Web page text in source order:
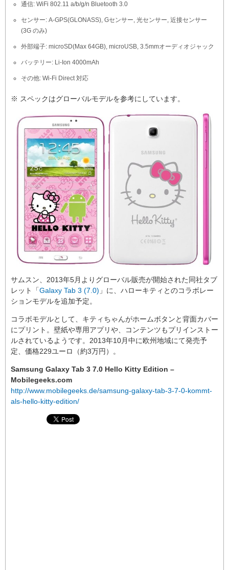
通信: WiFi 802.11 a/b/g/n Bluetooth 3.0
センサー: A-GPS(GLONASS), Gセンサー, 光センサー, 近接センサー
(3G のみ)
外部端子: microSD(Max 64GB), microUSB, 3.5mmオーディオジャック
バッテリー: Li-Ion 4000mAh
その他: Wi-Fi Direct 対応
※ スペックはグローバルモデルを参考にしています。
サムスン、2013年5月よりグローバル販売が開始された同社タブ
レット「Galaxy Tab 3 (7.0) 」に、ハローキティとのコラボレー
ションモデルを追加予定。
コラボモデルとして、キティちゃんがホームボタンと背面カバー
にプリント。壁紙や専用アプリや、コンテンツもプリインストー
ルされているようです。2013年10月中に欧州地域にて発売予
定、価格229ユーロ（約3万円）。
Samsung Galaxy Tab 3 7.0 Hello Kitty Edition –
Mobilegeeks.com
http://www.mobilegeeks.de/samsung-galaxy-tab-3-7-0-kommt-
als-hello-kitty-edition/